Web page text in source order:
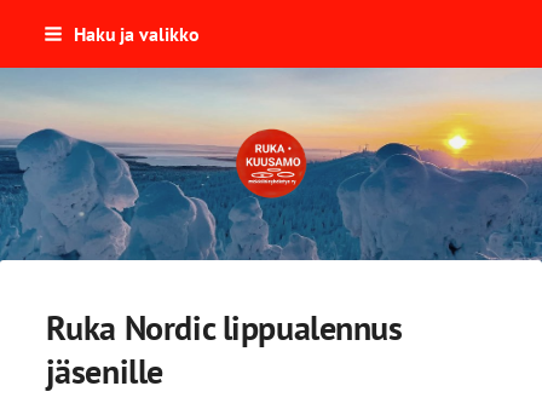
Siirry
Haku ja valikko
Ruka-Kuusamon
Ruka Nordic lippualennus
jäsenille